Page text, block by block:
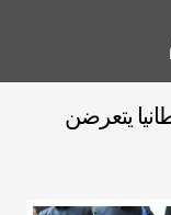
يتعرضن